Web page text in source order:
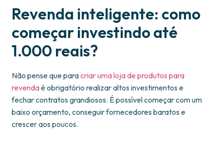
Revenda inteligente: como
começar investindo até
1.000 reais?
Não pense que paracriar uma loja de produtos para
revendaé obrigatório realizar altos investimentos e
fechar contratos grandiosos. É possível começar com um
baixo orçamento, conseguir fornecedores baratos e
crescer aos poucos.